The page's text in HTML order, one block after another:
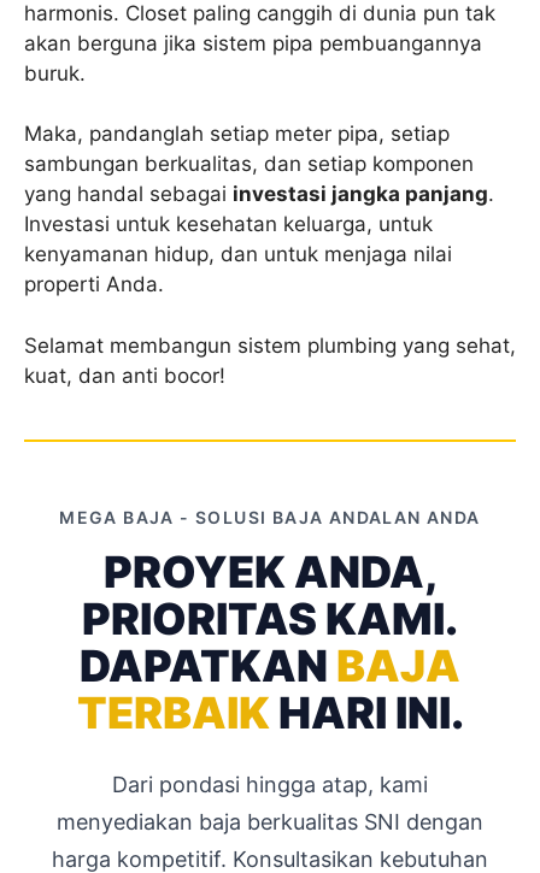
harmonis. Closet paling canggih di dunia pun tak
akan berguna jika sistem pipa pembuangannya
buruk.
Maka, pandanglah setiap meter pipa, setiap
sambungan berkualitas, dan setiap komponen
yang handal sebagai investasi jangka panjang.
Investasi untuk kesehatan keluarga, untuk
kenyamanan hidup, dan untuk menjaga nilai
properti Anda.
Selamat membangun sistem plumbing yang sehat,
kuat, dan anti bocor!
MEGA BAJA - SOLUSI BAJA ANDALAN ANDA
PROYEK ANDA,
PRIORITAS KAMI.
DAPATKAN BAJA
TERBAIK HARI INI.
Dari pondasi hingga atap, kami
menyediakan baja berkualitas SNI dengan
harga kompetitif. Konsultasikan kebutuhan